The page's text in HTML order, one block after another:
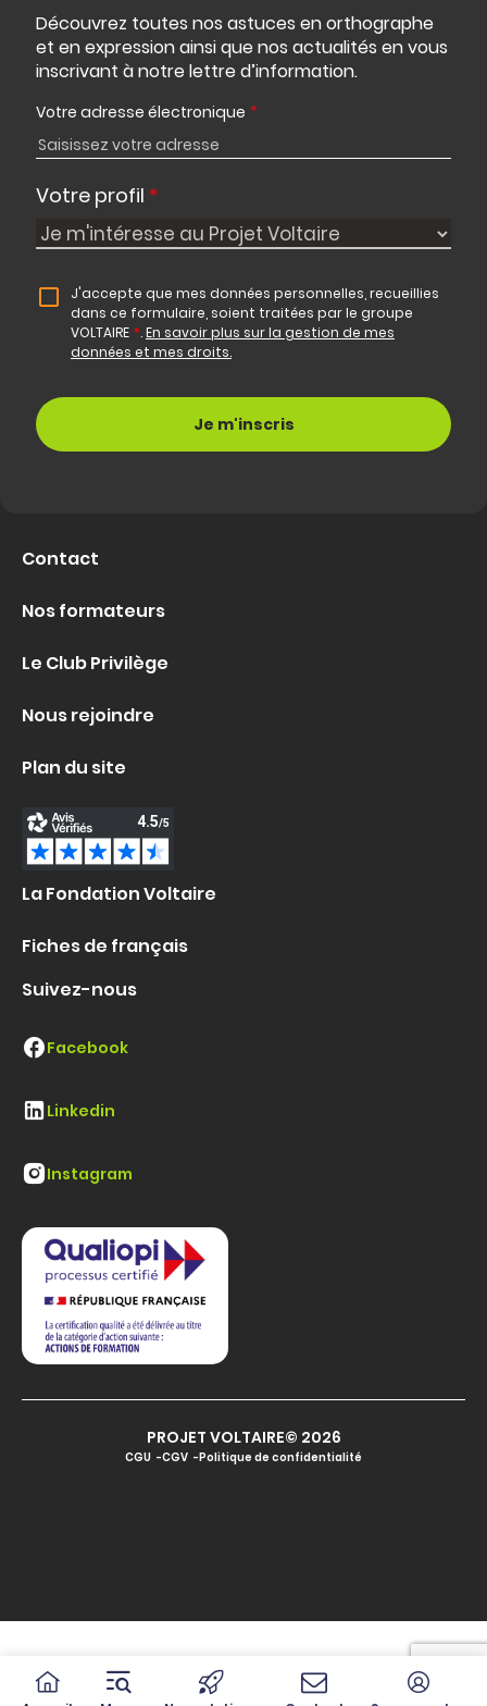
Découvrez toutes nos astuces en orthographe
et en expression ainsi que nos actualités en vous
inscrivant à notre lettre d’information.
Votre adresse électronique *
Votre profil *
J'accepte que mes données personnelles, recueillies
dans ce formulaire, soient traitées par le groupe
VOLTAIRE *.En savoir plus sur la gestion de mes
données et mes droits.
Contact
Nos formateurs
Le Club Privilège
Nous rejoindre
Plan du site
La Fondation Voltaire
Fiches de français
Suivez-nous
Facebook
Linkedin
Instagram
PROJET VOLTAIRE© 2026
CGU CGV Politique de confidentialité